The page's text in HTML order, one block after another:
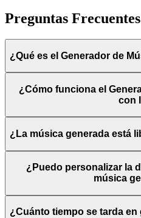
Preguntas
¿Qué es el Generador de
¿Cómo funciona el
con
¿La música generada está
¿Puedo personalizar la
música
¿Cuánto tiempo se tarda en